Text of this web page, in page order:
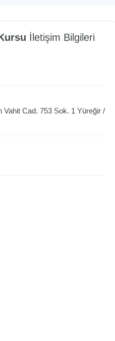
İletişim Bilgileri
Cad. 753 Sok. 1 Yüreğir /